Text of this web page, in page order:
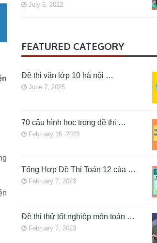
July 6, 2022
FEATURED CATEGORY
Đề thi văn lớp 10 hà nội …
June 7, 2025
70 câu hình học trong đề thi …
February 16, 2023
Tổng Hợp Đề Thi Toán 12 của …
February 7, 2023
Đề thi thử tốt nghiệp môn toán …
February 7, 2023